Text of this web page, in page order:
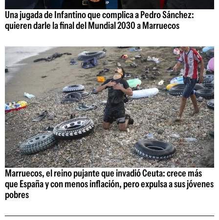
Una jugada de Infantino que complica a Pedro Sánchez:
quieren darle la final del Mundial 2030 a Marruecos
Marruecos, el reino pujante que invadió Ceuta: crece más
que España y con menos inflación, pero expulsa a sus jóvenes
pobres